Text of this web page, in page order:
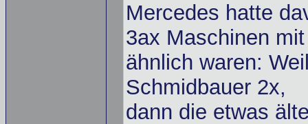
Mercedes hatte
3ax Maschinen
ähnlich waren:
Schmidbauer 2x,
dann die etwas